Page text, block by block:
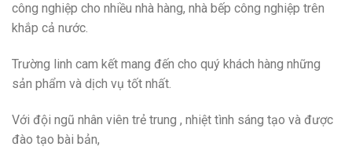
công nghiệp cho nhiều nhà hàng, nhà bếp công nghiệp trên
khắp cả nước.
Trường linh cam kết mang đến cho quý khách hàng những
sản phẩm và dịch vụ tốt nhất.
Với đội ngũ nhân viên trẻ trung , nhiệt tình sáng tạo và được
đào tạo bài bản,